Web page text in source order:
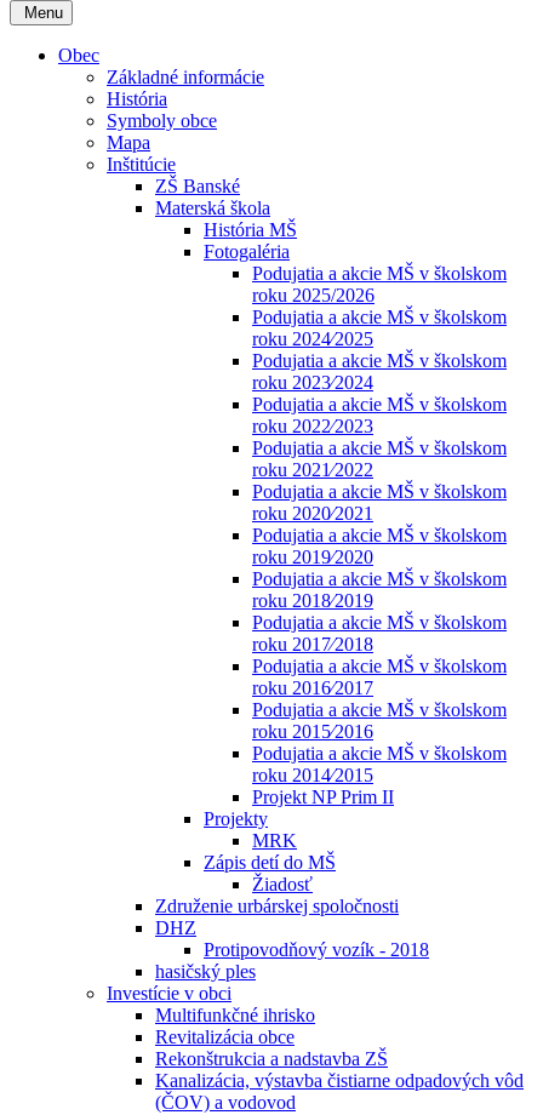
Menu
Obec
Základné informácie
História
Symboly obce
Mapa
Inštitúcie
ZŠ Banské
Materská škola
História MŠ
Fotogaléria
Podujatia a akcie MŠ v školskom
roku 2025/2026
Podujatia a akcie MŠ v školskom
roku 2024⁄2025
Podujatia a akcie MŠ v školskom
roku 2023⁄2024
Podujatia a akcie MŠ v školskom
roku 2022⁄2023
Podujatia a akcie MŠ v školskom
roku 2021⁄2022
Podujatia a akcie MŠ v školskom
roku 2020⁄2021
Podujatia a akcie MŠ v školskom
roku 2019⁄2020
Podujatia a akcie MŠ v školskom
roku 2018⁄2019
Podujatia a akcie MŠ v školskom
roku 2017⁄2018
Podujatia a akcie MŠ v školskom
roku 2016⁄2017
Podujatia a akcie MŠ v školskom
roku 2015⁄2016
Podujatia a akcie MŠ v školskom
roku 2014⁄2015
Projekt NP Prim II
Projekty
MRK
Zápis detí do MŠ
Žiadosť
Združenie urbárskej spoločnosti
DHZ
Protipovodňový vozík - 2018
hasičský ples
Investície v obci
Multifunkčné ihrisko
Revitalizácia obce
Rekonštrukcia a nadstavba ZŠ
Kanalizácia, výstavba čistiarne odpadových vôd
(ČOV) a vodovod